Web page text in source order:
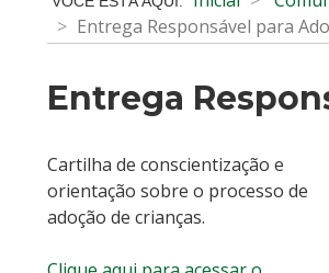
Entrega Responsável para
Entrega
Cartilha de conscientização e
orientação sobre o processo de
adoção de crianças.